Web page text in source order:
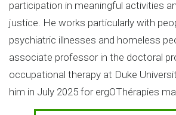
participation in meaningful activities
justice. He works particularly with
psychiatric illnesses and homeless
associate professor in the doctoral
occupational therapy at Duke
him in July 2025 for ergOThérapies